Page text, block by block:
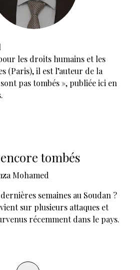
les droits humains et les
(Paris), il est l’auteur de la
pas tombés », publiée ici en
tombés
Mohamed
semaines au Soudan ?
sur plusieurs attaques et
récemment dans le pays.